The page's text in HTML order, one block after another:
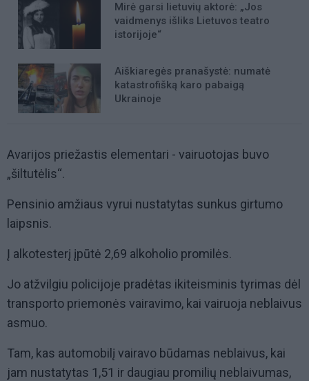
Mirė garsi lietuvių aktorė: „Jos
vaidmenys išliks Lietuvos teatro
istorijoje“
Aiškiaregės pranašystė: numatė
katastrofišką karo pabaigą
Ukrainoje
Avarijos priežastis elementari - vairuotojas buvo
„šiltutėlis“.
Pensinio amžiaus vyrui nustatytas sunkus girtumo
laipsnis.
Į alkotesterį įpūtė 2,69 alkoholio promilės.
Jo atžvilgiu policijoje pradėtas ikiteisminis tyrimas dėl
transporto priemonės vairavimo, kai vairuoja neblaivus
asmuo.
Tam, kas automobilį vairavo būdamas neblaivus, kai
jam nustatytas 1,51 ir daugiau promilių neblaivumas,